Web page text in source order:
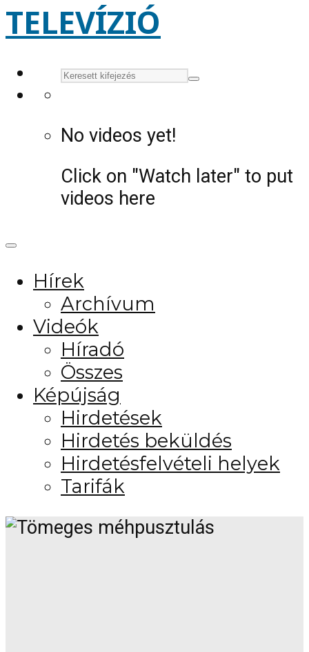
No videos yet!
Click on "Watch later" to put
videos here
Hírek
Archívum
Videók
Híradó
Összes
Képújság
Hirdetések
Hirdetés beküldés
Hirdetésfelvételi helyek
Tarifák